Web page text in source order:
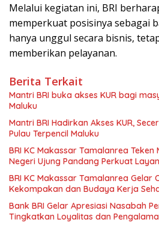
‎Melalui kegiatan ini, BRI
memperkuat posisinya sebagai
hanya unggul secara bisnis,
memberikan pelayanan.
Berita Terkait
Mantri BRI buka akses KUR bagi
Maluku
Mantri BRI Hadirkan Akses KUR,
Pulau Terpencil Maluku
BRI KC Makassar Tamalanrea Teken
Negeri Ujung Pandang Perkuat
BRI KC Makassar Tamalanrea Gelar
Kekompakan dan Budaya Kerja
Bank BRI Gelar Apresiasi Nasabah
Tingkatkan Loyalitas dan